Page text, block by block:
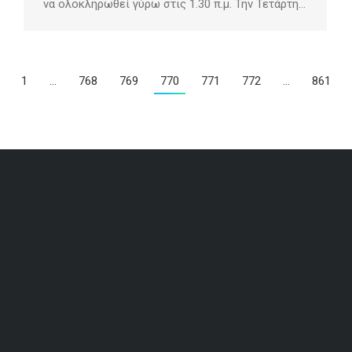
να ολοκληρωθεί γύρω στις 1.30 π.μ. Την Τετάρτη…
1 … 768 769 770 771 772 … 861